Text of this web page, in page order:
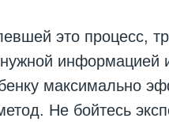
это процесс,
информацией
максимально
Не бойтесь